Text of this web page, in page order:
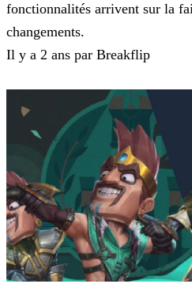
fonctionnalités arrivent sur la
changements.
Il y a 2 ans par Breakflip